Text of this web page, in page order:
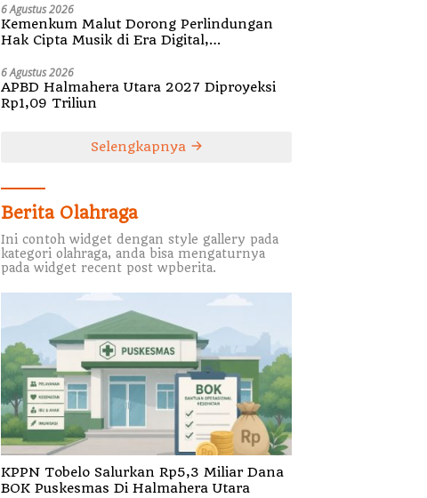
6 Agustus 2026
Kemenkum Malut Dorong Perlindungan
Hak Cipta Musik di Era Digital,
Penguatan Royalti
6 Agustus 2026
APBD Halmahera Utara 2027 Diproyeksi
Rp1,09 Triliun
Selengkapnya
Berita Olahraga
Ini contoh widget dengan style gallery pada
kategori olahraga, anda bisa mengaturnya
pada widget recent post wpberita.
KPPN Tobelo Salurkan Rp5,3 Miliar Dana
BOK Puskesmas Di Halmahera Utara